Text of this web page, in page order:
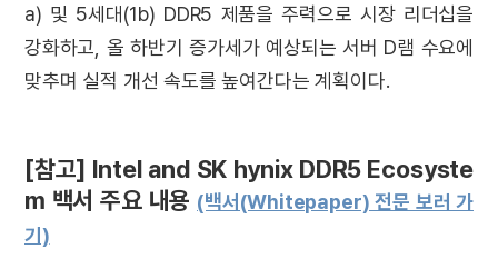
a) 및 5세대(1b) DDR5 제품을 주력으로 시장 리더십을
강화하고, 올 하반기 증가세가 예상되는 서버 D램 수요에
맞추며 실적 개선 속도를 높여간다는 계획이다.
[참고] Intel and SK hynix DDR5 Ecosyste
m 백서 주요 내용 (백서(Whitepaper) 전문 보러 가
기)